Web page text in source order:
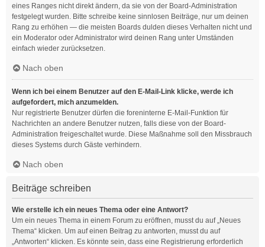
eines Ranges nicht direkt ändern, da sie von der Board-Administration
festgelegt wurden. Bitte schreibe keine sinnlosen Beiträge, nur um deinen
Rang zu erhöhen — die meisten Boards dulden dieses Verhalten nicht und
ein Moderator oder Administrator wird deinen Rang unter Umständen
einfach wieder zurücksetzen.
Nach oben
Wenn ich bei einem Benutzer auf den E-Mail-Link klicke, werde ich
aufgefordert, mich anzumelden.
Nur registrierte Benutzer dürfen die foreninterne E-Mail-Funktion für
Nachrichten an andere Benutzer nutzen, falls diese von der Board-
Administration freigeschaltet wurde. Diese Maßnahme soll den Missbrauch
dieses Systems durch Gäste verhindern.
Nach oben
Beiträge schreiben
Wie erstelle ich ein neues Thema oder eine Antwort?
Um ein neues Thema in einem Forum zu eröffnen, musst du auf „Neues
Thema“ klicken. Um auf einen Beitrag zu antworten, musst du auf
„Antworten“ klicken. Es könnte sein, dass eine Registrierung erforderlich